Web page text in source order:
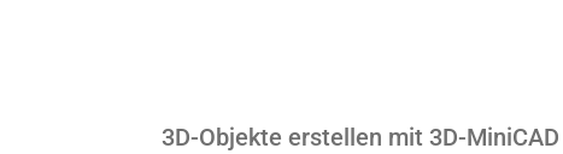
3D-Objekte erstellen mit 3D-MiniCAD